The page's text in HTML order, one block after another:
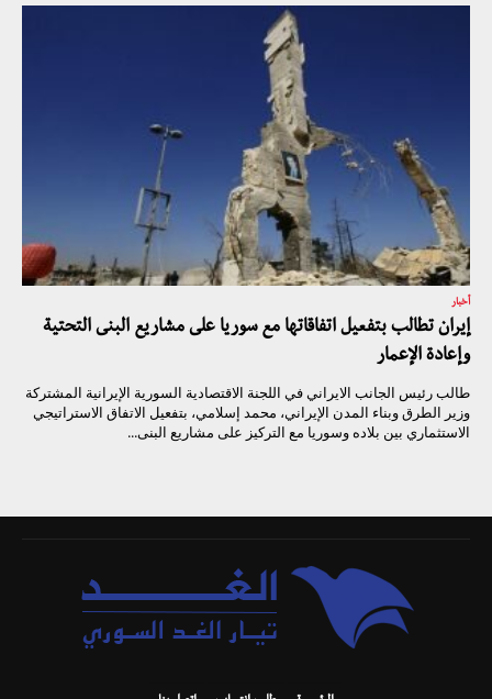
أخبار
إيران تطالب بتفعيل اتفاقاتها مع سوريا على مشاريع البنى التحتية
وإعادة الإعمار
طالب رئيس الجانب الايراني في اللجنة الاقتصادية السورية الإيرانية المشتركة
وزير الطرق وبناء المدن الإيراني، محمد إسلامي، بتفعيل الاتفاق الاستراتيجي
الاستثماري بين بلاده وسوريا مع التركيز على مشاريع البنى...